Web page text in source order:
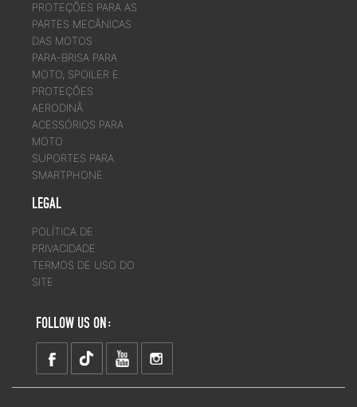
PROTEÇÕES PARA AS
PARTES MECÂNICAS
DAS MOTOS
PARA-BRISA PARA
MOTO, SPOILER E
PROTEÇÕES
AERODINÂ
ACESSÓRIOS PARA
MOTO
SUPORTES PARA
SMARTPHONE
LEGAL
POLÍTICA DE
PRIVACIDADE
TERMOS DE USO DO
SITE
FOLLOW US ON: